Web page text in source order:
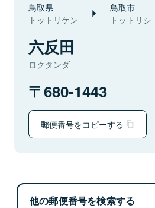
鳥取県
トットリケン
鳥取市
トットリシ
六反田
ロクタンダ
680-1443
郵便番号をコピーする
他の郵便番号を検索する